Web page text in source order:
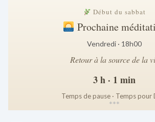
Début du sabbat
Prochaine
Vendredi · 18h00
Retour à la source de la
3 h · 1 min
Temps de pause · Temps pour
***